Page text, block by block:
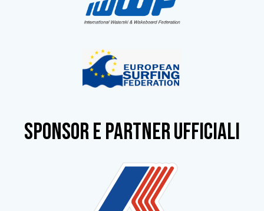
SPONSOR e partner ufficiali